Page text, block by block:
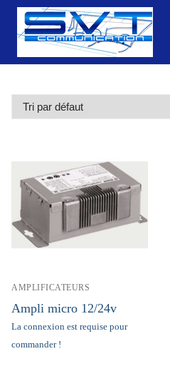
Aller
contenu
AMPLIFICATEURS
Ampli micro 12/24v
La connexion est requise pour
commander !